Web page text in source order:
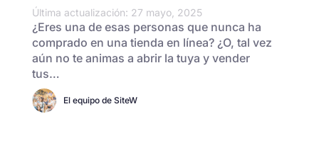
Última actualización: 27 mayo, 2025
¿Eres una de esas personas que nunca ha
comprado en una tienda en línea? ¿O, tal vez
aún no te animas a abrir la tuya y vender
tus…
El equipo de SiteW